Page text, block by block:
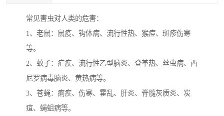
常见害虫对人类的危害：
1、老鼠：鼠疫、钩体病、流行性热、猴痘、斑疹伤寒
等。
2、蚊子：疟疾、流行性乙型脑炎、登革热、丝虫病、西
尼罗病毒脑炎、黄热病等。
3、苍蝇：痢疾、伤寒、霍乱、肝炎、脊髓灰质炎、炭
疽、蝇蛆病等。